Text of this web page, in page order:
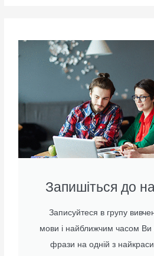
Запишіться до
Записуйтеся в групу
мови і найближчим часом Ви
фрази на одній з